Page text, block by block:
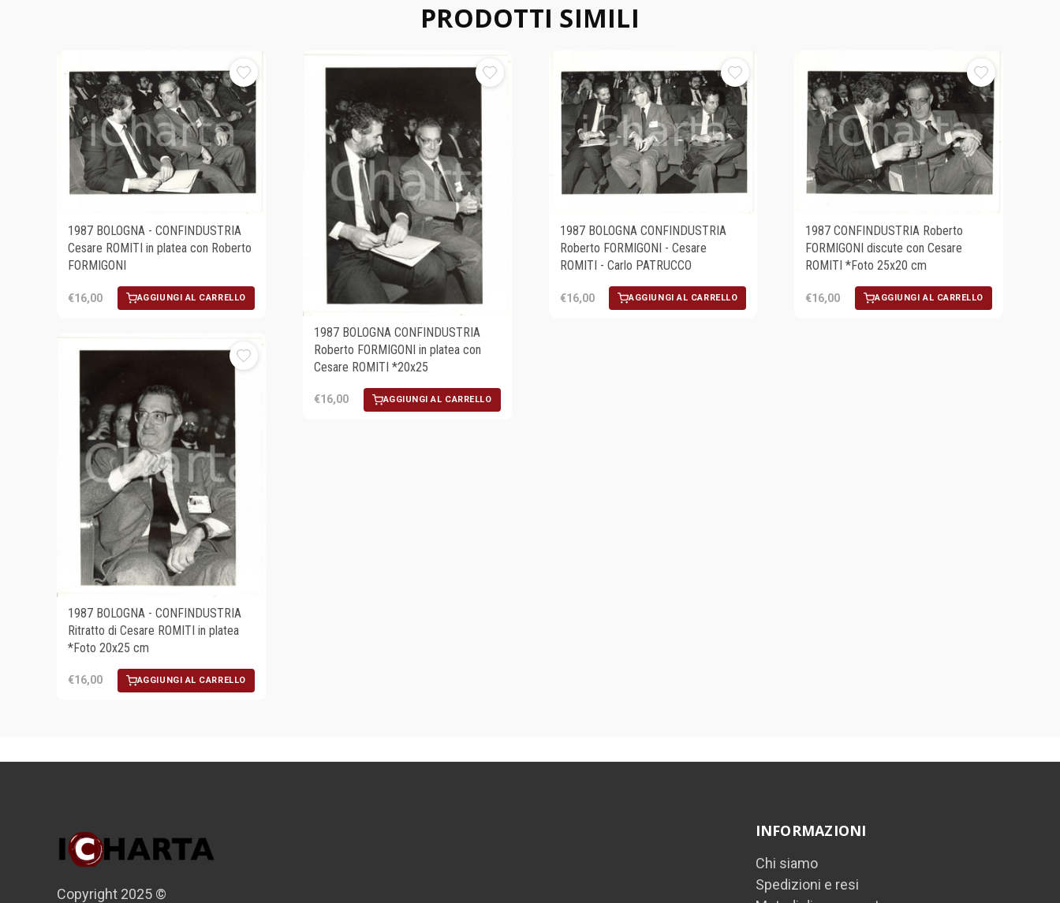
PRODOTTI SIMILI
1987 BOLOGNA - CONFINDUSTRIA
Cesare ROMITI in platea con Roberto
FORMIGONI
€16,00 AGGIUNGI AL CARRELLO
1987 BOLOGNA CONFINDUSTRIA
Roberto FORMIGONI in platea con
Cesare ROMITI *20x25
€16,00 AGGIUNGI AL CARRELLO
1987 BOLOGNA CONFINDUSTRIA
Roberto FORMIGONI - Cesare
ROMITI - Carlo PATRUCCO
€16,00 AGGIUNGI AL CARRELLO
1987 CONFINDUSTRIA Roberto
FORMIGONI discute con Cesare
ROMITI *Foto 25x20 cm
€16,00 AGGIUNGI AL CARRELLO
1987 BOLOGNA - CONFINDUSTRIA
Ritratto di Cesare ROMITI in platea
*Foto 20x25 cm
€16,00 AGGIUNGI AL CARRELLO
Copyright 2025 ©
INFORMAZIONI
Chi siamo
Spedizioni e resi